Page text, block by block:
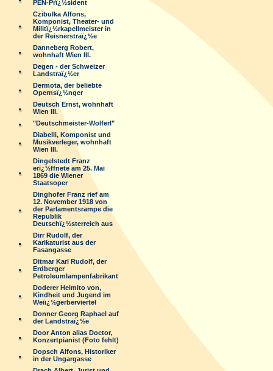
PEN-Prï¿½sident
Czibulka Alfons,
Komponist, Theater- und
Militï¿½rkapellmeister in
der Reisnerstraï¿½e
Danneberg Robert,
wohnhaft Wien III.
Degen - der Schweizer
Landstraï¿½er
Dermota, der beliebte
Opernsï¿½nger
Deutsch Ernst, wohnhaft
Wien III.
"Deutschmeister-Wolferl"
Diabelli, Komponist und
Musikverleger, wohnhaft
Wien III.
Dingelstedt Franz
erï¿½ffnete am 25. Mai
1869 die Wiener
Staatsoper
Dinghofer Franz rief am
12. November 1918 von
der Parlamentsrampe die
Republik
Deutschï¿½sterreich aus
Dirr Rudolf, der
Karikaturist aus der
Fasangasse
Ditmar Karl Rudolf, der
Erdberger
Petroleumlampenfabrikant
Doderer Heimito von,
Kindheit und Jugend im
Weiï¿½gerberviertel
Donner Georg Raphael auf
der Landstraï¿½e
Door Anton alias Doctor,
Konzertpianist (Foto fehlt)
Dopsch Alfons, Historiker
in der Ungargasse